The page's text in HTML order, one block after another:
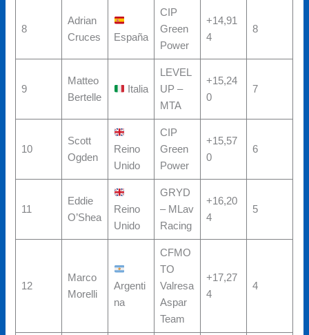
8
Adrian
Cruces
España
CIP
Green
Power
+14,91
4
8
9
Matteo
Bertelle
Italia
LEVEL
UP –
MTA
+15,24
0
7
10
Scott
Ogden
Reino
Unido
CIP
Green
Power
+15,57
0
6
11
Eddie
O’Shea
Reino
Unido
GRYD
– MLav
Racing
+16,20
4
5
12
Marco
Morelli
Argenti
na
CFMO
TO
Valresa
Aspar
Team
+17,27
4
4